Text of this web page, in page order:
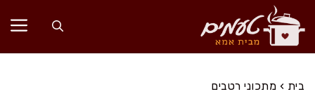
לדלג
לתוכן
בית › מתכוני רטבים